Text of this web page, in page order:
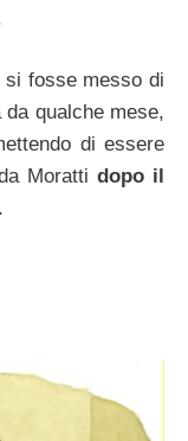
si fosse messo di
da qualche mese,
di essere
Morattidopo il
.